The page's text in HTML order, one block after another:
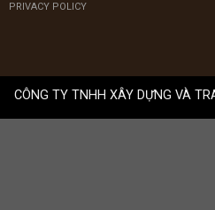
PRIVACY POLICY
CÔNG TY TNHH XÂY DỰNG VÀ